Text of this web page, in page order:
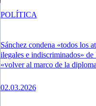
Sánchez condena «todos los
ilegales e indiscriminados»
«volver al marco de la
02.03.2026
POLÍTICA